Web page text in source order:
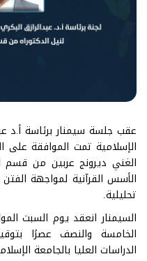
عقب جلسة سيمنار برئاسة أ.د
الإسلامية تمت الموافقة على
الغني ديرونج عربين من قسم
الأسس القرآنية لمواجهة
تحليلية.
الخامسة والنصف عصرًا
الدراسات العليا بالجامعة